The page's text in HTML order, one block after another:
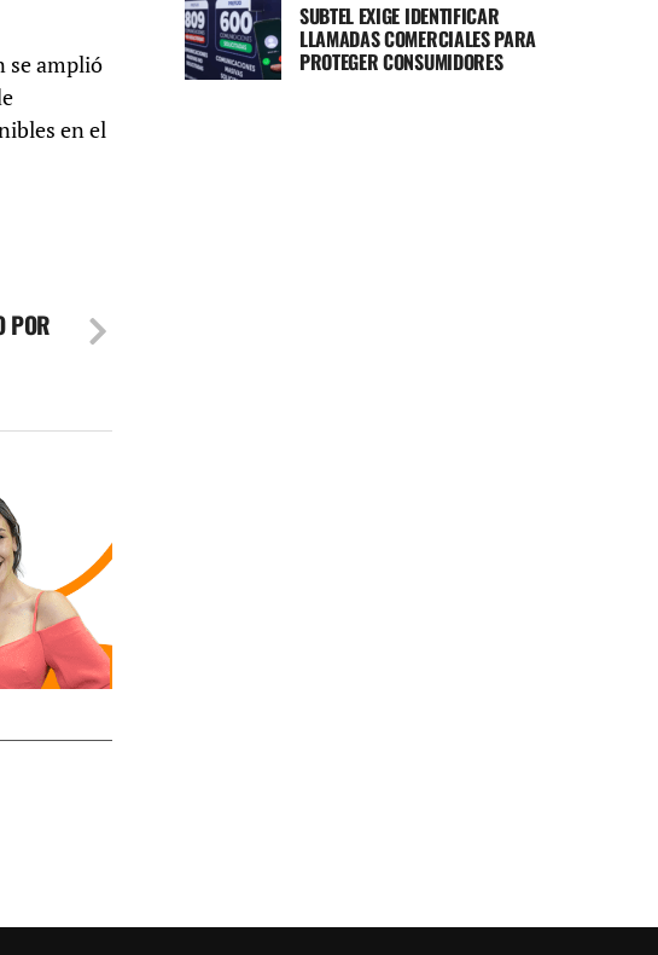
se amplió
en el
POR
SUBTEL EXIGE IDENTIFICAR
LLAMADAS COMERCIALES PARA
PROTEGER CONSUMIDORES